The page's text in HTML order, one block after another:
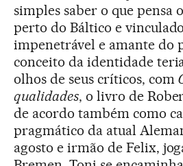
simples saber o que pensa
perto do Báltico e
impenetrável e amante do
conceito da identidade
olhos de seus críticos, com
qualidades, o livro de
de acordo também como
pragmático da atual
agosto e irmão de Felix,